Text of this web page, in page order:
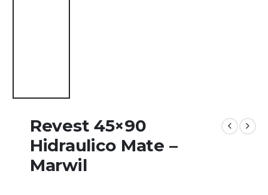
Revest 45×90
Hidraulico Mate –
Marwil